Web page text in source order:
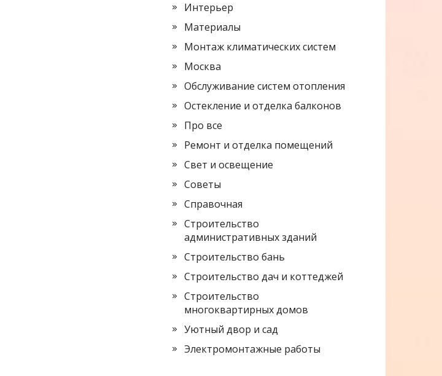
Интерьер
Материалы
Монтаж климатических систем
Москва
Обслуживание систем отопления
Остекление и отделка балконов
Про все
Ремонт и отделка помещений
Свет и освещение
Советы
Справочная
Строительство
административных зданий
Строительство бань
Строительство дач и коттеджей
Строительство
многоквартирных домов
Уютный двор и сад
Электромонтажные работы